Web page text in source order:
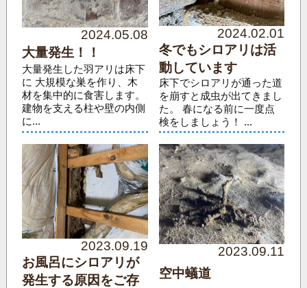
2024.05.08
大量発生！！
大量発生した羽アリは床下
に 大規模な巣を作り、木
材を集中的に食害します。
建物を支える柱や壁の内側
に...
2024.02.01
冬でもシロアリは活
動しています
床下でシロアリが通った道
を崩すと成虫が出てきまし
た。 春になる前に一度点
検をしましょう！ ...
2023.09.19
お風呂にシロアリが
発生する原因をご存
2023.09.11
空中蟻道